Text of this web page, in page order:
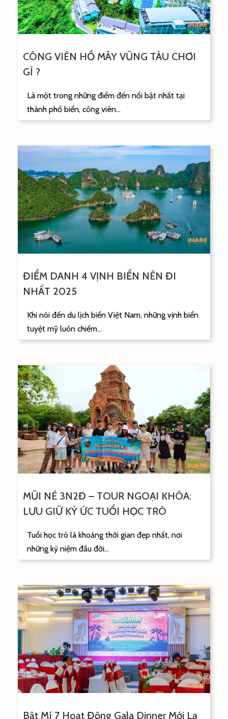
CÔNG VIÊN HỒ MÂY VŨNG TÀU CHƠI
GÌ ?
Là một trong những điểm đến nổi bật nhất tại
thành phố biển, công viên...
ĐIỂM DANH 4 VỊNH BIỂN NÊN ĐI
NHẤT 2025
Khi nói đến du lịch biển Việt Nam, những vịnh biển
tuyệt mỹ luôn chiếm...
MŨI NÉ 3N2Đ – TOUR NGOẠI KHÓA:
LƯU GIỮ KÝ ỨC TUỔI HỌC TRÒ
Tuổi học trò là khoảng thời gian đẹp nhất, nơi
những kỷ niệm đầu đời...
Bật Mí 7 Hoạt Động Gala Dinner Mới Lạ